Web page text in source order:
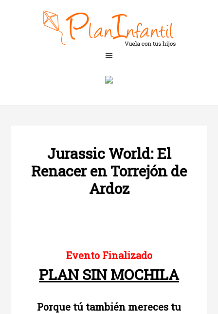
Jurassic World: El
Renacer en Torrejón de
Ardoz
Evento Finalizado
PLAN SIN MOCHILA
Porque tú también mereces tu